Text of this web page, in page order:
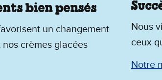
bien pensés
un changement
crèmes glacées
Nous
ceux
Notre